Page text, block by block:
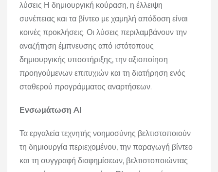
λύσεις Η δημιουργική κούραση, η έλλειψη
συνέπειας και τα βίντεο με χαμηλή απόδοση είναι
κοινές προκλήσεις. Οι λύσεις περιλαμβάνουν την
αναζήτηση έμπνευσης από ιστότοπους
δημιουργικής υποστήριξης, την αξιοποίηση
προηγούμενων επιτυχιών και τη διατήρηση ενός
σταθερού προγράμματος αναρτήσεων.
Ενσωμάτωση AI
Τα εργαλεία τεχνητής νοημοσύνης βελτιστοποιούν
τη δημιουργία περιεχομένου, την παραγωγή βίντεο
και τη συγγραφή διαφημίσεων, βελτιστοποιώντας